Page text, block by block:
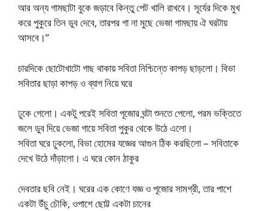
আর অন্য গামছাটা বুকে জড়াবে কিন্তু পেট খালি রাখবে। সূর্যের দিকে মুখ
করে পুকুরে তিন ডুব দেবে, তারপর গা না মুছে ভেজা গামছায় ঐ ঘরটায়
আসবে।”
চারদিকে ছোটোখাটো গাছ থাকায় সবিতা নিশ্চিন্তে কাপড় ছাড়লো। বিভা
সবিতার ছাড়া কাপড় ও ব্যাগ নিয়ে ঘরে
ঢুকে গেলো। একটু পরেই সবিতা পূজোর ঘন্টা শুনতে পেলো, পরম ভক্তিতে
জলে ডুব দিয়ে ভেজা গায়ে সবিতা পুকুর থেকে উঠে এলো।
সবিতা ঘরে ঢুকলো, বিভা হোমের যজ্ঞের আগুন ঠিক করছিলো – সবিতাকে
দেখে উঠে দাঁড়ালো। এ ঘরে কোন ঠাকুর
দেবতার ছবি নেই। ঘরের এক কোণে যজ্ঞ ও পূজোর সামগ্রী, তার পাশে
একটা উঁচু চৌকি, ওপাশে ছোট্ট একটা চানের